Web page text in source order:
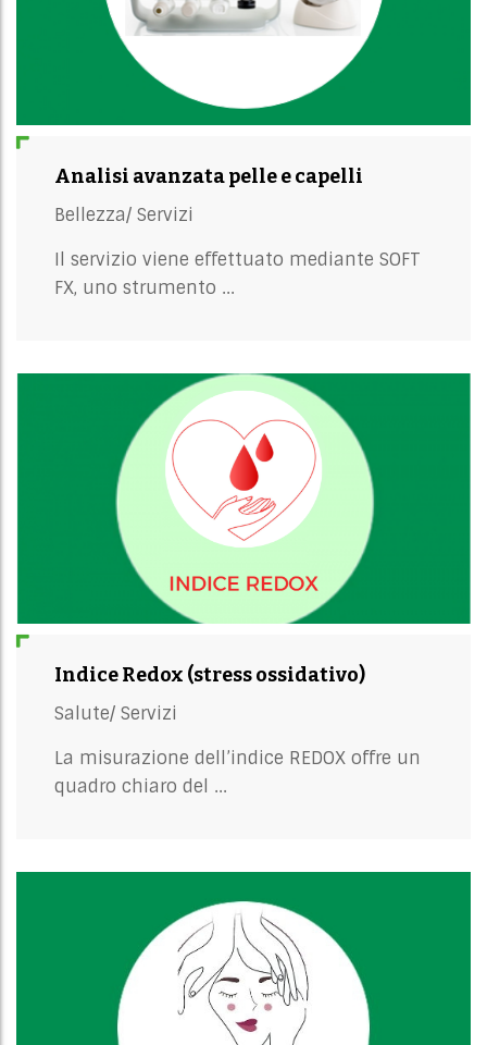
Analisi avanzata pelle e capelli
Bellezza/ Servizi
Il servizio viene effettuato mediante SOFT
FX, uno strumento ...
Indice Redox (stress ossidativo)
Salute/ Servizi
La misurazione dell’indice REDOX offre un
quadro chiaro del ...